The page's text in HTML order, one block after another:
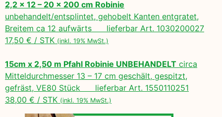
2,2 x 12 – 20 x 200 cm Robinie
unbehandelt/entsplintet, gehobelt Kanten entgratet,
Breitem ca 12 aufwärts lieferbar Art. 1030200027
17,50 € / STK (inkl. 19% MwSt.)
15cm x 2,50 m Pfahl Robinie UNBEHANDELT circa
Mitteldurchmesser 13 – 17 cm geschält, gespitzt,
gefräst, VE80 Stück lieferbar Art. 1550110251
38,00 € / STK (inkl. 19% MwSt.)